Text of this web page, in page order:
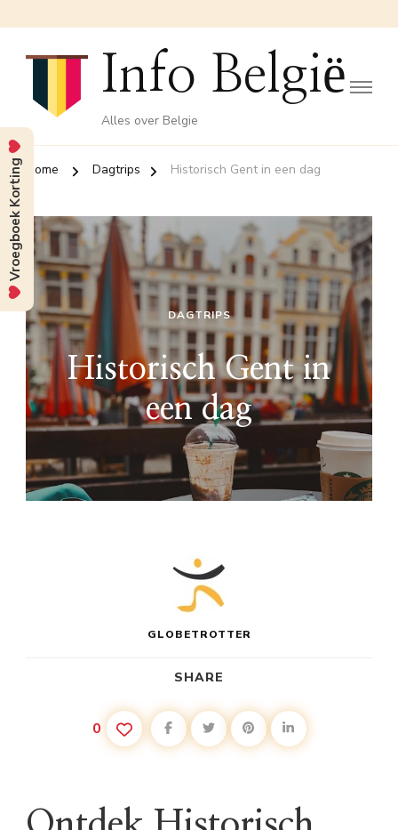
Info België
Alles over Belgie
Home Dagtrips Historisch Gent in een dag
DAGTRIPS
Historisch Gent in
een dag
GLOBETROTTER
SHARE
0
Vroegboek Korting